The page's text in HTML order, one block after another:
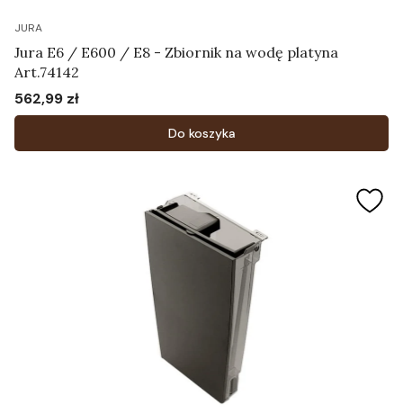
JURA
Jura E6 / E600 / E8 - Zbiornik na wodę platyna
Art.74142
Cena
562,99 zł
Do koszyka